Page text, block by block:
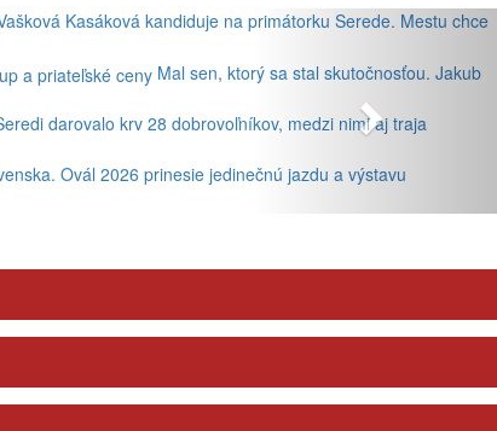
Kasáková kandiduje na primátorku Serede. Mestu chce
Mal sen, ktorý sa stal skutočnosťou. Jakub
darovalo krv 28 dobrovoľníkov, medzi nimi aj traja
Ovál 2026 prinesie jedinečnú jazdu a výstavu